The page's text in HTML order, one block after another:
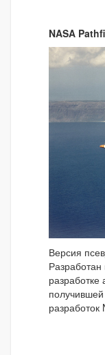
NASA
Версия